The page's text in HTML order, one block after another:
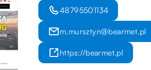
48795501134
m.mursztyn@bearmet.pl
https://bearmet.pl